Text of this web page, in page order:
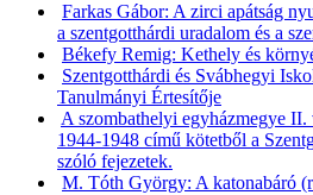
Farkas Gábor: A zirci apátság
a szentgotthárdi uradalom és a
Békefy Remig: Kethely és
Szentgotthárdi és Svábhegyi
Tanulmányi Értesítője
A szombathelyi egyházmegye II.
1944-1948 című kötetből a
szóló fejezetek.
M. Tóth György: A katonabáró